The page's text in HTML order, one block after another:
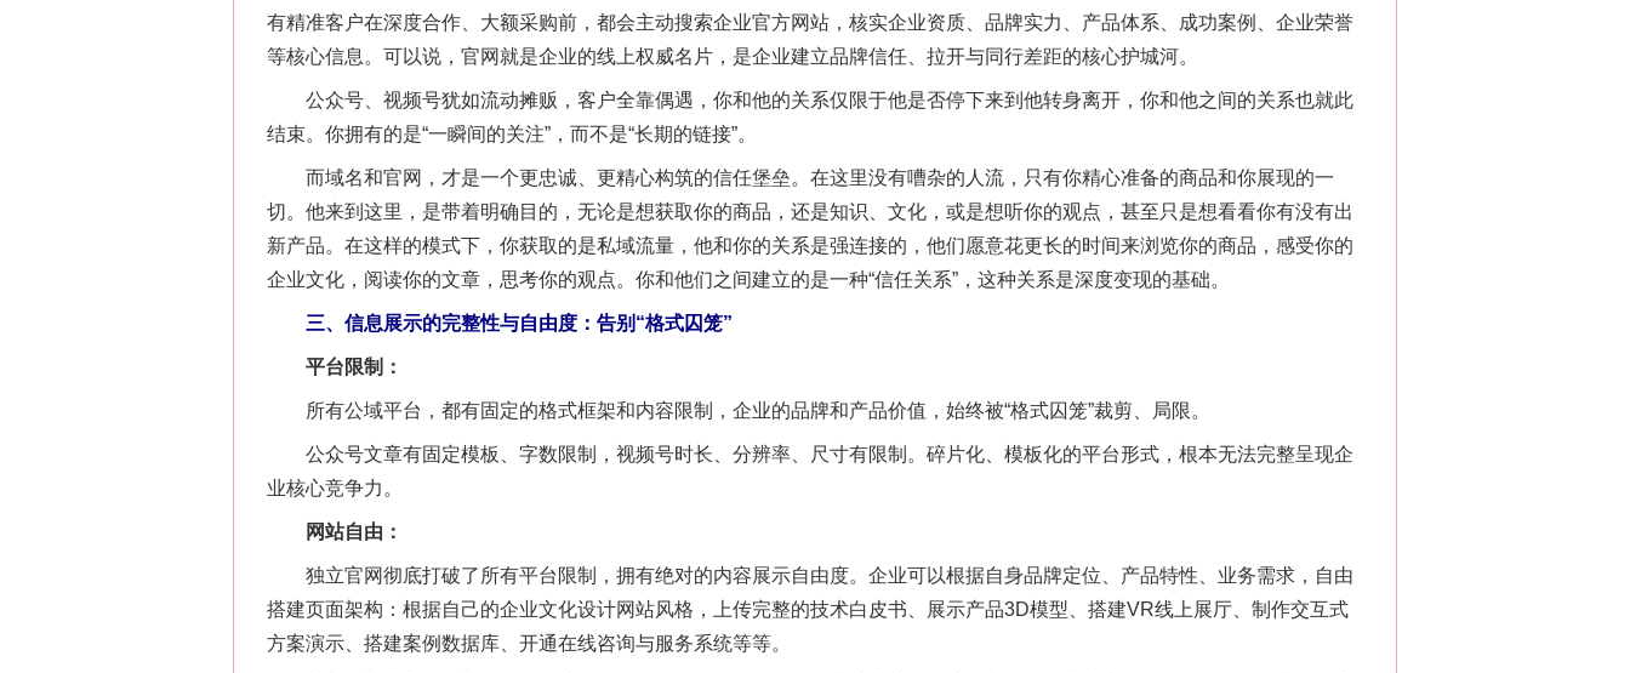
有精准客户在深度合作、大额采购前，都会主动搜索企业官方网站，核实企业资质、品牌实力、产品体系、成功案例、企业荣誉
等核心信息。可以说，官网就是企业的线上权威名片，是企业建立品牌信任、拉开与同行差距的核心护城河。
公众号、视频号犹如流动摊贩，客户全靠偶遇，你和他的关系仅限于他是否停下来到他转身离开，你和他之间的关系也就此
结束。你拥有的是“一瞬间的关注”，而不是“长期的链接”。
而域名和官网，才是一个更忠诚、更精心构筑的信任堡垒。在这里没有嘈杂的人流，只有你精心准备的商品和你展现的一
切。他来到这里，是带着明确目的，无论是想获取你的商品，还是知识、文化，或是想听你的观点，甚至只是想看看你有没有出
新产品。在这样的模式下，你获取的是私域流量，他和你的关系是强连接的，他们愿意花更长的时间来浏览你的商品，感受你的
企业文化，阅读你的文章，思考你的观点。你和他们之间建立的是一种“信任关系”，这种关系是深度变现的基础。
三、信息展示的完整性与自由度：告别“格式囚笼”
平台限制：
所有公域平台，都有固定的格式框架和内容限制，企业的品牌和产品价值，始终被“格式囚笼”裁剪、局限。
公众号文章有固定模板、字数限制，视频号时长、分辨率、尺寸有限制。碎片化、模板化的平台形式，根本无法完整呈现企
业核心竞争力。
网站自由：
独立官网彻底打破了所有平台限制，拥有绝对的内容展示自由度。企业可以根据自身品牌定位、产品特性、业务需求，自由
搭建页面架构：根据自己的企业文化设计网站风格，上传完整的技术白皮书、展示产品3D模型、搭建VR线上展厅、制作交互式
方案演示、搭建案例数据库、开通在线咨询与服务系统等等。